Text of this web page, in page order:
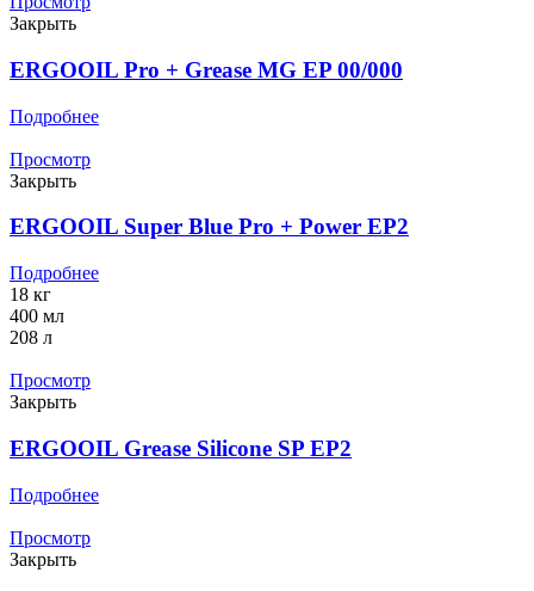
Закрыть
ERGOOIL Pro + Grease MG EP 00/000
Подробнее
Просмотр
Закрыть
ERGOOIL Super Blue Pro + Power EP2
Подробнее
18 кг
400 мл
208 л
Просмотр
Закрыть
ERGOOIL Grease Silicone SP EP2
Подробнее
Просмотр
Закрыть